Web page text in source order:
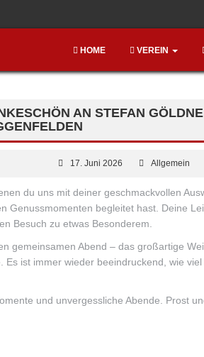
HOME VEREIN
AN STEFAN
17. Juni 2026 Allgemein
du uns mit deiner geschmackvollen
Genussmomenten begleitet hast. Deine
Besuch zu etwas Besonderem.
gemeinsamen Abend – das großartige
Es ist immer wieder beeindruckend, wie
und unvergessliche Abende. Prost